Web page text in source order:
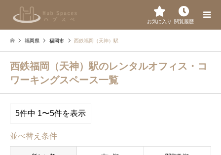
お気に入り 閲覧履歴
福岡県 福岡市 西鉄福岡（天神）駅
西鉄福岡（天神）駅のレンタルオフィス・コ
ワーキングスペース一覧
5件中 1〜5件を表示
並べ替え条件